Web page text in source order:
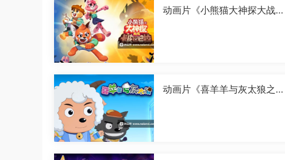
动画片《小熊猫大神探大战卡
动画片《喜羊羊与灰太狼之古